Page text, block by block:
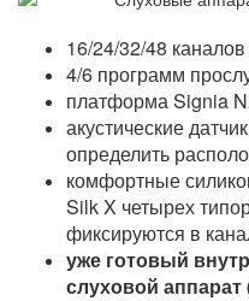
16/24/32/48
4/6 программ
платформа Signia
акустические
определить
комфортные
Silk X четырех
фиксируются в
уже готовый
слуховой